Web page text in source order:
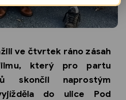
ve čtvrtek ráno zásah
který pro partu
skončil naprostým
do ulice Pod